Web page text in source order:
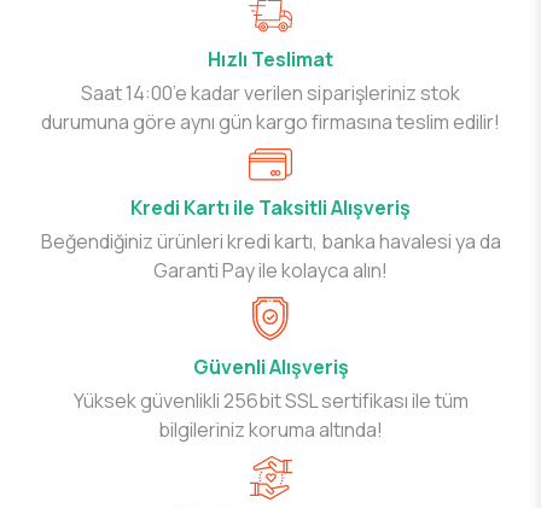
Hızlı Teslimat
Saat 14:00’e kadar verilen siparişleriniz stok
durumuna göre aynı gün kargo firmasına teslim edilir!
Kredi Kartı ile Taksitli Alışveriş
Beğendiğiniz ürünleri kredi kartı, banka havalesi ya da
Garanti Pay ile kolayca alın!
Güvenli Alışveriş
Yüksek güvenlikli 256bit SSL sertifikası ile tüm
bilgileriniz koruma altında!